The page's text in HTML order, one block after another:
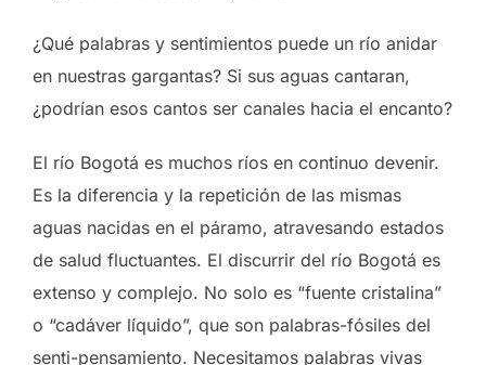
¿Qué palabras y sentimientos puede un río anidar
en nuestras gargantas? Si sus aguas cantaran,
¿podrían esos cantos ser canales hacia el encanto?
El río Bogotá es muchos ríos en continuo devenir.
Es la diferencia y la repetición de las mismas
aguas nacidas en el páramo, atravesando estados
de salud fluctuantes. El discurrir del río Bogotá es
extenso y complejo. No solo es “fuente cristalina”
o “cadáver líquido”, que son palabras-fósiles del
senti-pensamiento. Necesitamos palabras vivas